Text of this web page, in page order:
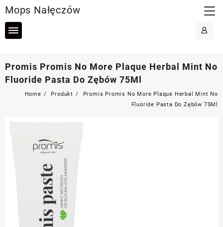
to
content
Mops Nałęczów
Promis Promis No More Plaque Herbal Mint No
Fluoride Pasta Do Zębów 75Ml
Home Produkt
Promis Promis No More Plaque Herbal Mint No
Fluoride Pasta Do Zębów 75Ml